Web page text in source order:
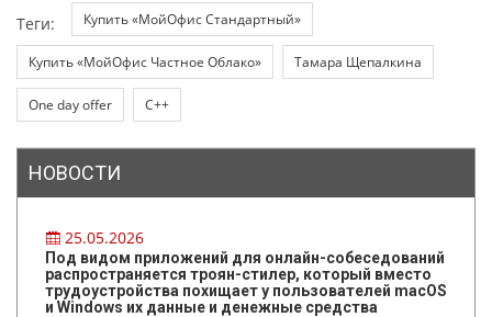
Теги: Купить «МойОфис Стандартный»
Купить «МойОфис Частное Облако» Тамара Щепалкина
One day offer C++
НОВОСТИ
25.05.2026
Под видом приложений для онлайн-собеседований
распространяется троян-стилер, который вместо
трудоустройства похищает у пользователей macOS
и Windows их данные и денежные средства